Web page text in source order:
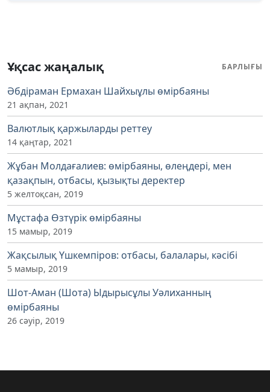
Ұқсас жаңалық БАРЛЫҒЫ
Әбдіраман Ермахан Шайхыұлы өмірбаяны
21 ақпан, 2021
Валютлық қаржыларды реттеу
14 қаңтар, 2021
Жұбан Молдағалиев: өмірбаяны, өлеңдері, мен
қазақпын, отбасы, қызықты деректер
5 желтоқсан, 2019
Мұстафа Өзтүрік өмірбаяны
15 мамыр, 2019
Жақсылық Үшкемпіров: отбасы, балалары, кәсібі
5 мамыр, 2019
Шот-Аман (Шота) Ыдырысұлы Уәлиханның
өмірбаяны
26 сәуір, 2019